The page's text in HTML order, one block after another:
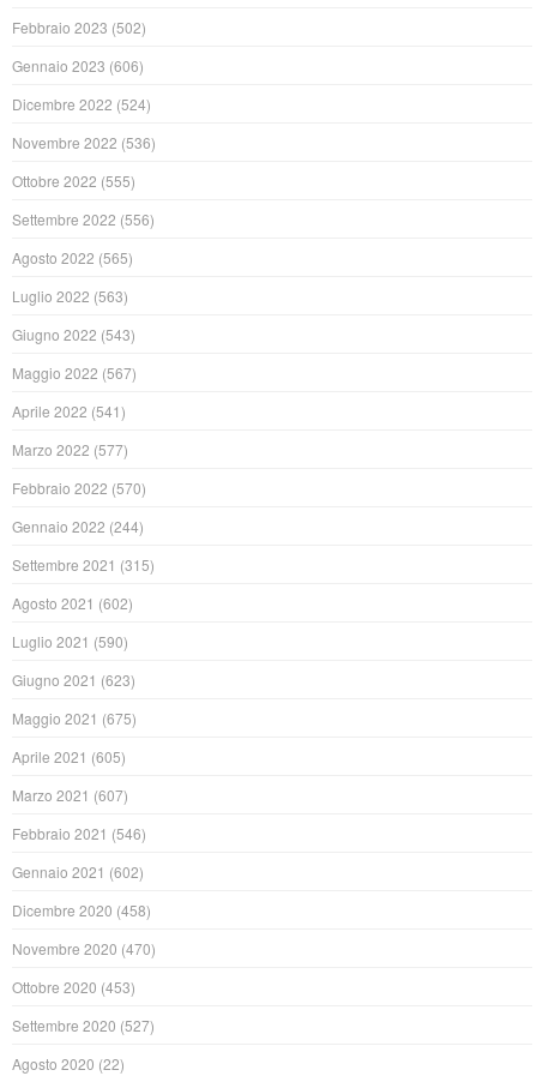
Febbraio 2023 (502)
Gennaio 2023 (606)
Dicembre 2022 (524)
Novembre 2022 (536)
Ottobre 2022 (555)
Settembre 2022 (556)
Agosto 2022 (565)
Luglio 2022 (563)
Giugno 2022 (543)
Maggio 2022 (567)
Aprile 2022 (541)
Marzo 2022 (577)
Febbraio 2022 (570)
Gennaio 2022 (244)
Settembre 2021 (315)
Agosto 2021 (602)
Luglio 2021 (590)
Giugno 2021 (623)
Maggio 2021 (675)
Aprile 2021 (605)
Marzo 2021 (607)
Febbraio 2021 (546)
Gennaio 2021 (602)
Dicembre 2020 (458)
Novembre 2020 (470)
Ottobre 2020 (453)
Settembre 2020 (527)
Agosto 2020 (22)